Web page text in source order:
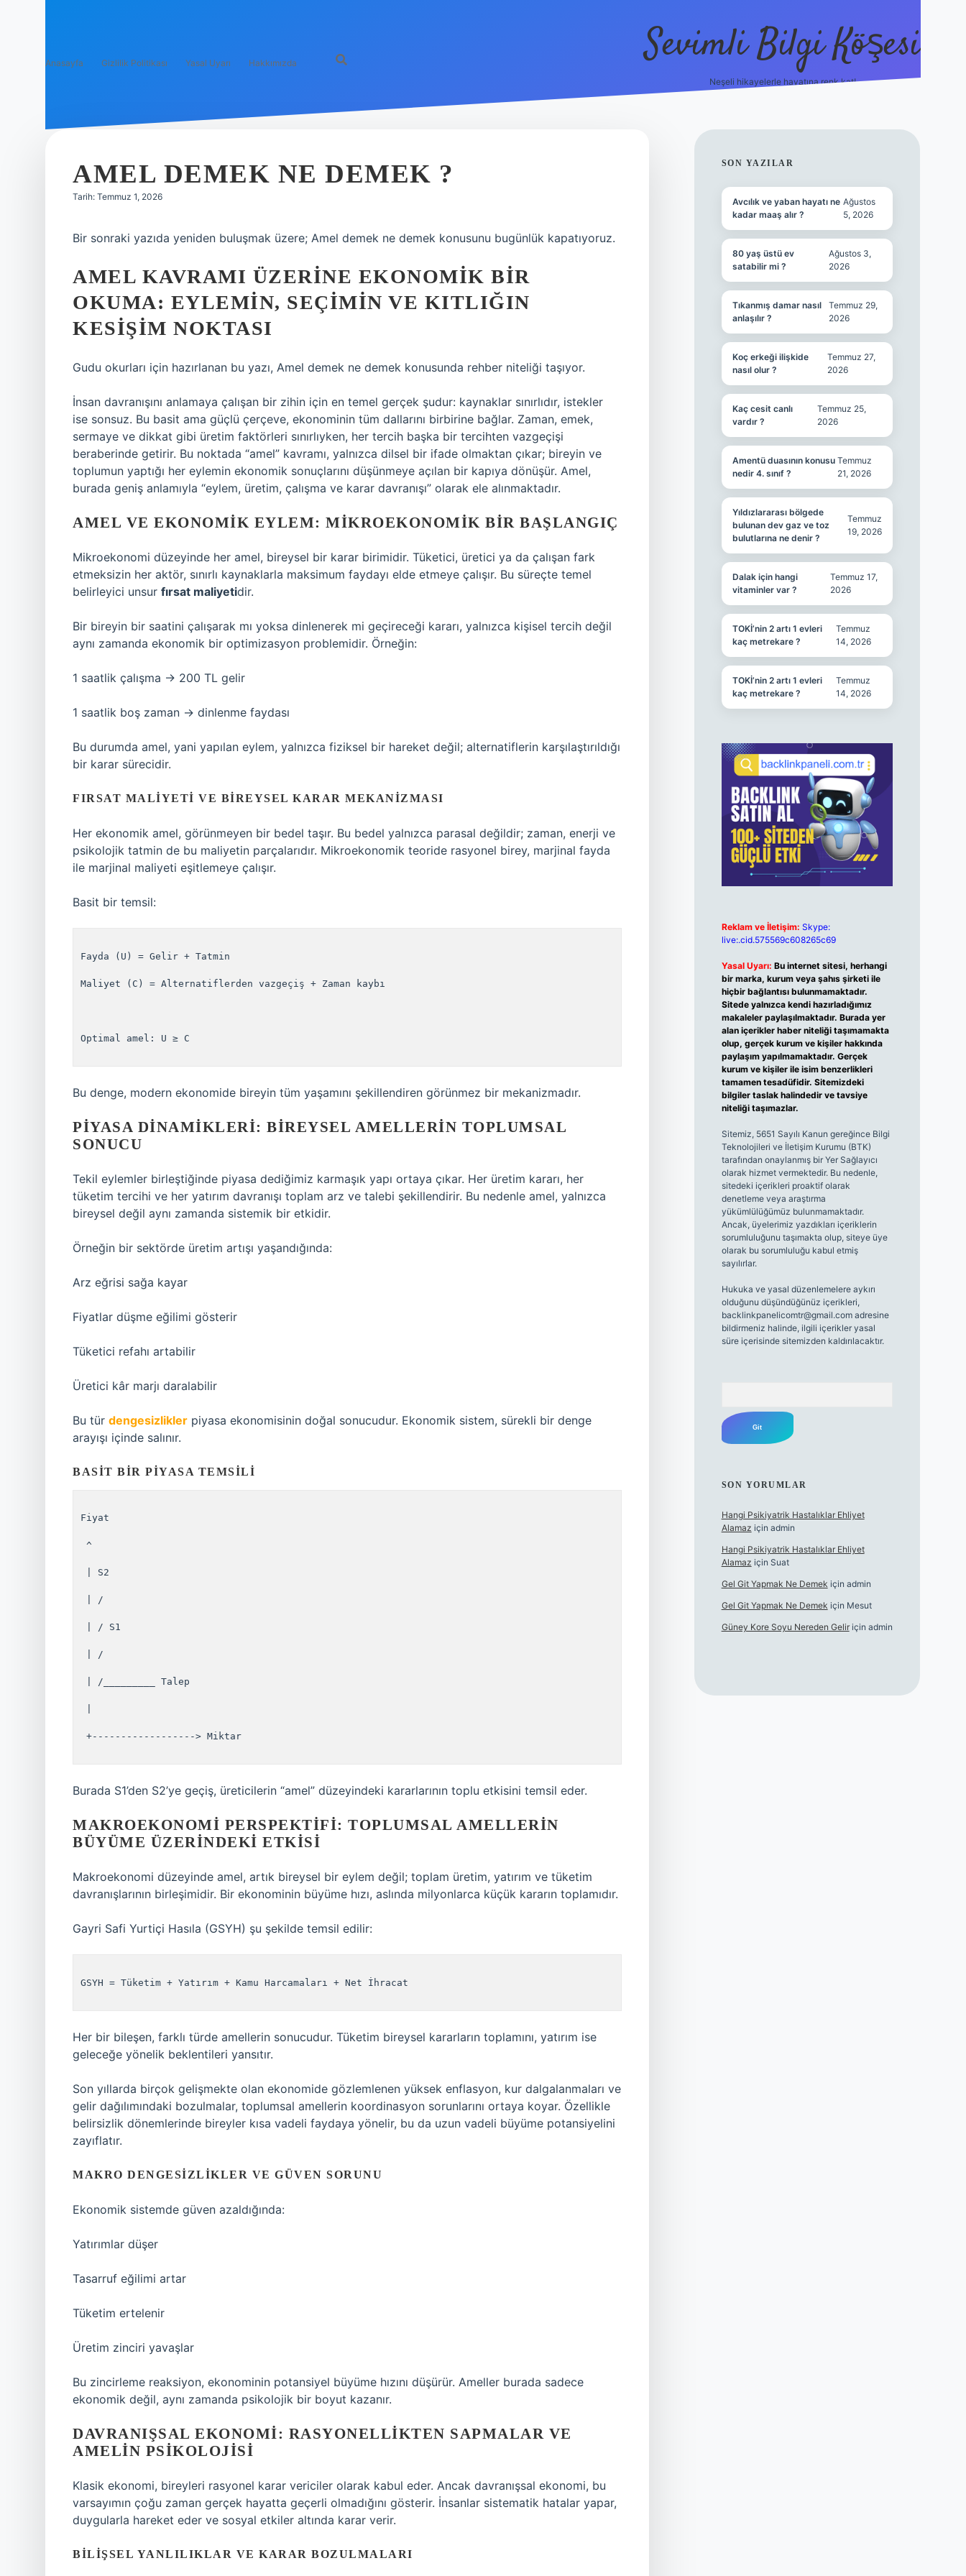
Anasayfa Gizlilik Politikası Yasal Uyarı Hakkımızda Sevimli Bilgi Köşesi
Neşeli hikayelerle hayatına renk kat!
AMEL DEMEK NE DEMEK ?
Tarih: Temmuz 1, 2026
Bir sonraki yazıda yeniden buluşmak üzere; Amel demek ne demek konusunu bugünlük kapatıyoruz.
AMEL KAVRAMI ÜZERINE EKONOMIK BIR
OKUMA: EYLEMIN, SEÇIMIN VE KITLIĞIN
KESIŞIM NOKTASI
Gudu okurları için hazırlanan bu yazı, Amel demek ne demek konusunda rehber niteliği taşıyor.
İnsan davranışını anlamaya çalışan bir zihin için en temel gerçek şudur: kaynaklar sınırlıdır, istekler
ise sonsuz. Bu basit ama güçlü çerçeve, ekonominin tüm dallarını birbirine bağlar. Zaman, emek,
sermaye ve dikkat gibi üretim faktörleri sınırlıyken, her tercih başka bir tercihten vazgeçişi
beraberinde getirir. Bu noktada “amel” kavramı, yalnızca dilsel bir ifade olmaktan çıkar; bireyin ve
toplumun yaptığı her eylemin ekonomik sonuçlarını düşünmeye açılan bir kapıya dönüşür. Amel,
burada geniş anlamıyla “eylem, üretim, çalışma ve karar davranışı” olarak ele alınmaktadır.
AMEL VE EKONOMIK EYLEM: MIKROEKONOMIK BIR BAŞLANGIÇ
Mikroekonomi düzeyinde her amel, bireysel bir karar birimidir. Tüketici, üretici ya da çalışan fark
etmeksizin her aktör, sınırlı kaynaklarla maksimum faydayı elde etmeye çalışır. Bu süreçte temel
belirleyici unsur fırsat maliyetidir.
Bir bireyin bir saatini çalışarak mı yoksa dinlenerek mi geçireceği kararı, yalnızca kişisel tercih değil
aynı zamanda ekonomik bir optimizasyon problemidir. Örneğin:
1 saatlik çalışma → 200 TL gelir
1 saatlik boş zaman → dinlenme faydası
Bu durumda amel, yani yapılan eylem, yalnızca fiziksel bir hareket değil; alternatiflerin karşılaştırıldığı
bir karar sürecidir.
FIRSAT MALIYETI VE BIREYSEL KARAR MEKANIZMASI
Her ekonomik amel, görünmeyen bir bedel taşır. Bu bedel yalnızca parasal değildir; zaman, enerji ve
psikolojik tatmin de bu maliyetin parçalarıdır. Mikroekonomik teoride rasyonel birey, marjinal fayda
ile marjinal maliyeti eşitlemeye çalışır.
Basit bir temsil:
Fayda (U) = Gelir + Tatmin
Maliyet (C) = Alternatiflerden vazgeçiş + Zaman kaybı
Optimal amel: U ≥ C
Bu denge, modern ekonomide bireyin tüm yaşamını şekillendiren görünmez bir mekanizmadır.
PIYASA DINAMIKLERI: BIREYSEL AMELLERIN TOPLUMSAL
SONUCU
Tekil eylemler birleştiğinde piyasa dediğimiz karmaşık yapı ortaya çıkar. Her üretim kararı, her
tüketim tercihi ve her yatırım davranışı toplam arz ve talebi şekillendirir. Bu nedenle amel, yalnızca
bireysel değil aynı zamanda sistemik bir etkidir.
Örneğin bir sektörde üretim artışı yaşandığında:
Arz eğrisi sağa kayar
Fiyatlar düşme eğilimi gösterir
Tüketici refahı artabilir
Üretici kâr marjı daralabilir
Bu tür dengesizlikler piyasa ekonomisinin doğal sonucudur. Ekonomik sistem, sürekli bir denge
arayışı içinde salınır.
BASIT BIR PIYASA TEMSILI
Fiyat
Burada S1’den S2’ye geçiş, üreticilerin “amel” düzeyindeki kararlarının toplu etkisini temsil eder.
MAKROEKONOMI PERSPEKTIFI: TOPLUMSAL AMELLERIN
BÜYÜME ÜZERINDEKI ETKISI
Makroekonomi düzeyinde amel, artık bireysel bir eylem değil; toplam üretim, yatırım ve tüketim
davranışlarının birleşimidir. Bir ekonominin büyüme hızı, aslında milyonlarca küçük kararın toplamıdır.
Gayri Safi Yurtiçi Hasıla (GSYH) şu şekilde temsil edilir:
GSYH = Tüketim + Yatırım + Kamu Harcamaları + Net İhracat
Her bir bileşen, farklı türde amellerin sonucudur. Tüketim bireysel kararların toplamını, yatırım ise
geleceğe yönelik beklentileri yansıtır.
Son yıllarda birçok gelişmekte olan ekonomide gözlemlenen yüksek enflasyon, kur dalgalanmaları ve
gelir dağılımındaki bozulmalar, toplumsal amellerin koordinasyon sorunlarını ortaya koyar. Özellikle
belirsizlik dönemlerinde bireyler kısa vadeli faydaya yönelir, bu da uzun vadeli büyüme potansiyelini
zayıflatır.
MAKRO DENGESIZLIKLER VE GÜVEN SORUNU
Ekonomik sistemde güven azaldığında:
Yatırımlar düşer
Tasarruf eğilimi artar
Tüketim ertelenir
Üretim zinciri yavaşlar
Bu zincirleme reaksiyon, ekonominin potansiyel büyüme hızını düşürür. Ameller burada sadece
ekonomik değil, aynı zamanda psikolojik bir boyut kazanır.
DAVRANIŞSAL EKONOMI: RASYONELLIKTEN SAPMALAR VE
AMELIN PSIKOLOJISI
Klasik ekonomi, bireyleri rasyonel karar vericiler olarak kabul eder. Ancak davranışsal ekonomi, bu
varsayımın çoğu zaman gerçek hayatta geçerli olmadığını gösterir. İnsanlar sistematik hatalar yapar,
duygularla hareket eder ve sosyal etkiler altında karar verir.
BILIŞSEL YANLILIKLAR VE KARAR BOZULMALARI
SIDEBAR
SON YAZILAR
Avcılık ve yaban hayatı ne
kadar maaş alır ?
Ağustos
5, 2026
80 yaş üstü ev
satabilir mi ?
Ağustos 3,
2026
Tıkanmış damar nasıl
anlaşılır ?
Temmuz 29,
2026
Koç erkeği ilişkide
nasıl olur ?
Temmuz 27,
2026
Kaç cesit canlı
vardır ?
Temmuz 25,
2026
Amentü duasının konusu
nedir 4. sınıf ?
Temmuz
21, 2026
Yıldızlararası bölgede
bulunan dev gaz ve toz
bulutlarına ne denir ?
Temmuz
19, 2026
Dalak için hangi
vitaminler var ?
Temmuz 17,
2026
TOKİ’nin 2 artı 1 evleri
kaç metrekare ?
Temmuz
14, 2026
TOKİ’nin 2 artı 1 evleri
kaç metrekare ?
Temmuz
14, 2026
Reklam ve İletişim: Skype:
live:.cid.575569c608265c69
Yasal Uyarı: Bu internet sitesi, herhangi
bir marka, kurum veya şahıs şirketi ile
hiçbir bağlantısı bulunmamaktadır.
Sitede yalnızca kendi hazırladığımız
makaleler paylaşılmaktadır. Burada yer
alan içerikler haber niteliği taşımamakta
olup, gerçek kurum ve kişiler hakkında
paylaşım yapılmamaktadır. Gerçek
kurum ve kişiler ile isim benzerlikleri
tamamen tesadüfidir. Sitemizdeki
bilgiler taslak halindedir ve tavsiye
niteliği taşımazlar.
Sitemiz, 5651 Sayılı Kanun gereğince Bilgi
Teknolojileri ve İletişim Kurumu (BTK)
tarafından onaylanmış bir Yer Sağlayıcı
olarak hizmet vermektedir. Bu nedenle,
sitedeki içerikleri proaktif olarak
denetleme veya araştırma
yükümlülüğümüz bulunmamaktadır.
Ancak, üyelerimiz yazdıkları içeriklerin
sorumluluğunu taşımakta olup, siteye üye
olarak bu sorumluluğu kabul etmiş
sayılırlar.
Hukuka ve yasal düzenlemelere aykırı
olduğunu düşündüğünüz içerikleri,
backlinkpanelicomtr@gmail.comadresine
bildirmeniz halinde, ilgili içerikler yasal
süre içerisinde sitemizden kaldırılacaktır.
SON YORUMLAR
Hangi Psikiyatrik Hastalıklar Ehliyet
Alamaz için admin
Hangi Psikiyatrik Hastalıklar Ehliyet
Alamaz için Suat
Gel Git Yapmak Ne Demek için admin
Gel Git Yapmak Ne Demek için Mesut
Güney Kore Soyu Nereden Geliriçin admin
hiltonbet güncel giriş